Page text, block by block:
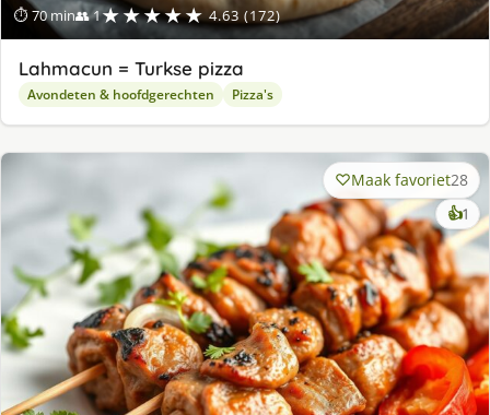
⏱ 70 min👥 1★★★★★ 4.63 (172)
Lahmacun = Turkse pizza
Avondeten & hoofdgerechten Pizza's
Maak favoriet28
👍1